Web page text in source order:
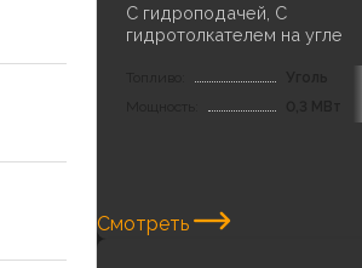
С гидроподачей, С
гидротолкателем на угле
Смотреть